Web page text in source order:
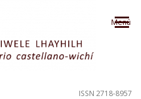
Menú
ISSN 2718-8957